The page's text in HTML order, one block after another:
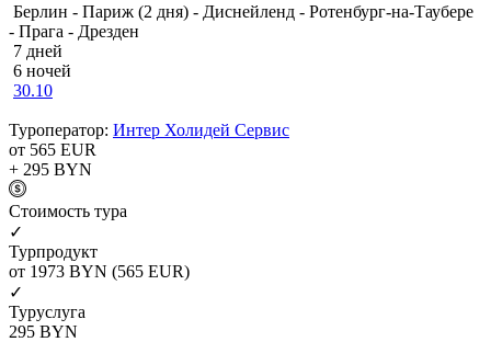
Берлин - Париж (2 дня) - Диснейленд - Ротенбург-на-Таубере
- Прага - Дрезден
7 дней
6 ночей
30.10
Туроператор: Интер Холидей Сервис
от 565 EUR
+ 295 BYN
Cтоимость тура
✓
Турпродукт
от 1973 BYN (565 EUR)
✓
Туруслуга
295 BYN